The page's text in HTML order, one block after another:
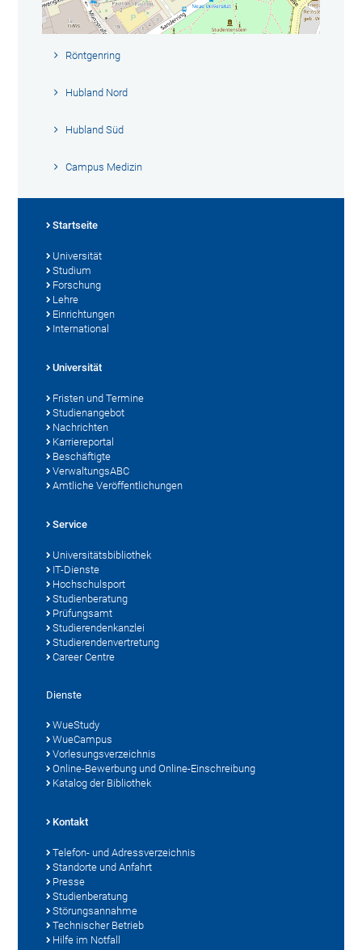
Röntgenring
Hubland Nord
Hubland Süd
Campus Medizin
Startseite
Universität
Studium
Forschung
Lehre
Einrichtungen
International
Universität
Fristen und Termine
Studienangebot
Nachrichten
Karriereportal
Beschäftigte
VerwaltungsABC
Amtliche Veröffentlichungen
Service
Universitätsbibliothek
IT-Dienste
Hochschulsport
Studienberatung
Prüfungsamt
Studierendenkanzlei
Studierendenvertretung
Career Centre
Dienste
WueStudy
WueCampus
Vorlesungsverzeichnis
Online-Bewerbung und Online-Einschreibung
Katalog der Bibliothek
Kontakt
Telefon- und Adressverzeichnis
Standorte und Anfahrt
Presse
Studienberatung
Störungsannahme
Technischer Betrieb
Hilfe im Notfall